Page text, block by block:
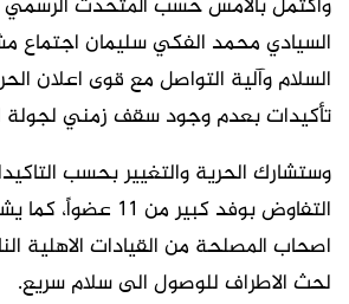
واكتمل بالامس حسب المتحدث
السيادي محمد الفكي سليمان
السلام وآلية التواصل مع قوى اعلان
تأكيدات بعدم وجود سقف زمني لجولة
وستشارك الحرية والتغيير بحسب
التفاوض بوفد كبير من
اصحاب المصلحة من القيادات الاهلية
لحث الاطراف للوصول الى سلام سريع.